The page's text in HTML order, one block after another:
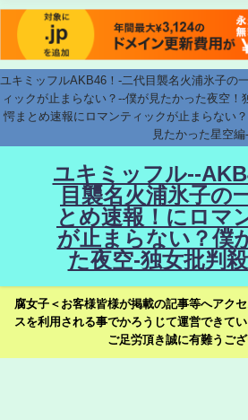
ユキミッフルAKB46！-二代目襲名火浦氷子の
ィックが止まらない？--僕が見たかった夜空！
愕まとめ速報にロマンティックが止まらない
見たかった星空編-
ユキミッフル--
目襲名火浦氷子の
とめ速報！にロマ
が止まらない？僕
た夜空-独女批判
腐女子＜お客様皆様が掲載の記事等へアク
スを利用される事でかろうじて運営できて
ご足労頂き誠に有難うござ